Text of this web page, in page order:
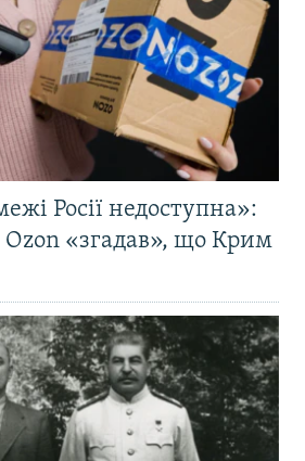
Росії недоступна»:
Ozon «згадав», що Крим